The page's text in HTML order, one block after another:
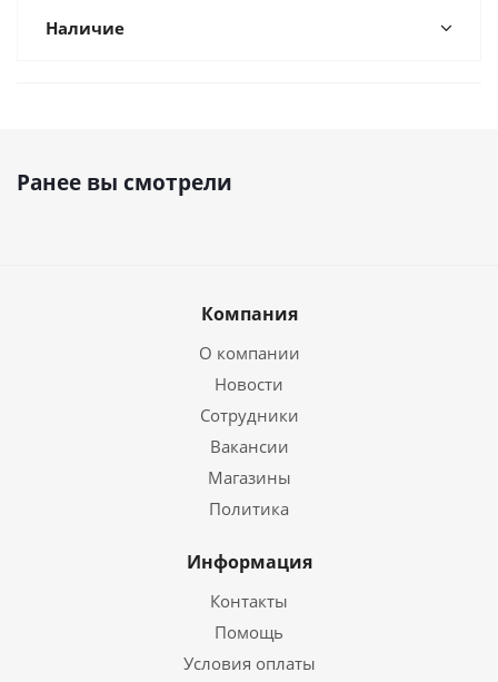
Наличие
Ранее вы смотрели
Компания
О компании
Новости
Сотрудники
Вакансии
Магазины
Политика
Информация
Контакты
Помощь
Условия оплаты